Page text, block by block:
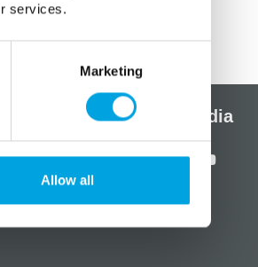
services.
Marketing
Allow all
Sosiaalinen media